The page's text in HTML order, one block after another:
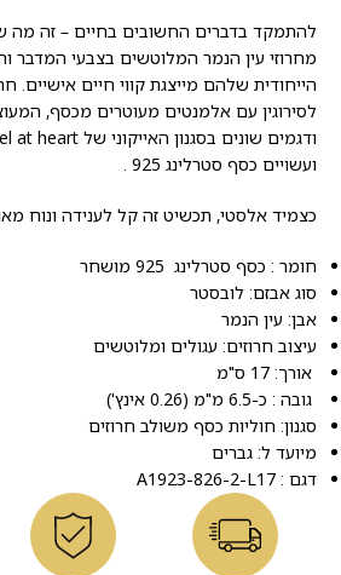
להתמקד בדברים החשובים בחיים – זה מה
מחרוזי עין הנמר המלוטשים בצבעי המדבר
הייחודית שלהם מייצגת קווי חיים אישיים.
לסירוגין עם אלמנטים מעוטרים מכסף,
ועשויים כסף סטרלינג 925 .
כצמיד אלסטי, תכשיט זה קל לענידה ונוח
חומר : כסף סטרלינג 925 מושחר
סוג אבזם: לובסטר
אבן: עין הנמר
עיצוב חרוזים: עגולים ומלוטשים
אורך: 17 ס"מ
גובה : כ-6.5 מ"מ (0.26 אינץ')
סגנון: חוליות כסף משולב חרוזים
מיועד ל: גברים
דגם : A1923-826-2-L17